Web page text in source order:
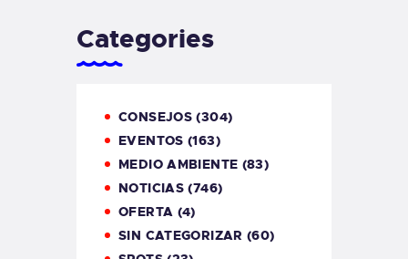
Categories
CONSEJOS (304)
EVENTOS (163)
MEDIO AMBIENTE (83)
NOTICIAS (746)
OFERTA (4)
SIN CATEGORIZAR (60)